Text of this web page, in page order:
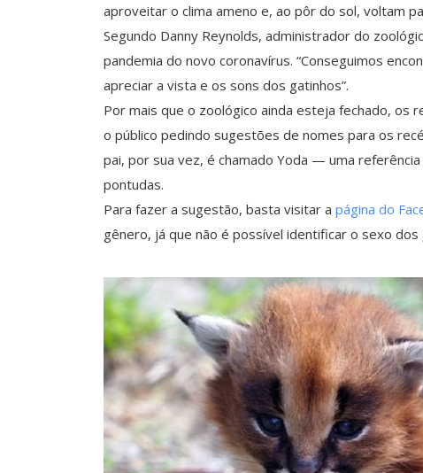
aproveitar o clima ameno e, ao pôr do sol, voltam
Segundo Danny Reynolds, administrador do
pandemia do novo coronavírus. “Conseguimos
apreciar a vista e os sons dos gatinhos”.
Por mais que o zoológico ainda esteja fechado, os
o público pedindo sugestões de nomes para os
pai, por sua vez, é chamado Yoda — uma
pontudas.
Para fazer a sugestão, basta visitar a página do
gênero, já que não é possível identificar o sexo